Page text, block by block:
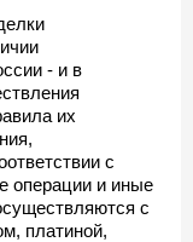
- и в
их
с
операции и иные
с
платиной,